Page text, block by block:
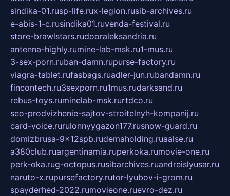
sindika-01.rusp-life.rux-legion.rusib-archives.ru
e-abis-1-c.rusindika01.ruvenda-festival.ru
store-brawlstars.rudooraleksandria.ru
antenna-highly.rumine-lab-msk.ru1-mus.ru
3-sex-porn.ruban-damn.rupurse-factory.ru
viagra-tablet.rufasbags.ruadler-jun.rubandamn.ru
fincontech.ru3sexporn.ru1mus.rudarksand.ru
rebus-toys.ruminelab-msk.rurtdco.ru
seo-prodvizhenie-sajtov-stroitelnyh-kompanij.ru
card-voice.rurulonnyygazon177.rusnow-guard.ru
domizbrusa-9x12spb.rudemaholding.ruaalse.ru
a380club.ruargentinamia.ruperkoka.rumovie-one.ru
perk-oka.rug-octopus.rusibarchives.ruandreislyusar.ru
naruto-x.rupursefactory.rutor-lyubov-i-grom.ru
spayderhed-2022.rumovieone.ruevro-dez.ru